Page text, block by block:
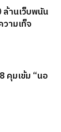
านเว็บพนัน
ามเท็จ
คุมเข้ม “นอ